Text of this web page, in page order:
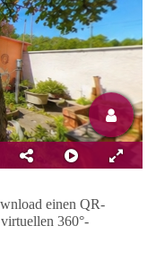
einen QR-
360°-